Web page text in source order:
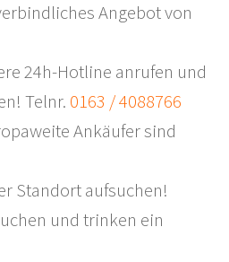
Angebot von
24h-Hotline anrufen und
Telnr. 0163 / 4088766
Ankäufer sind
Standort aufsuchen!
und trinken ein